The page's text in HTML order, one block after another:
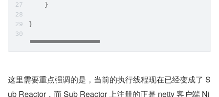
..............处理OP_CONNECT事件
if ((readyOps &
..............处理OP_WRITE事件
if ((readyOps &